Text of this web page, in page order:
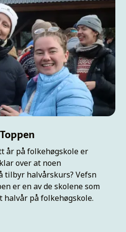
år på folkehøgskole er
over at noen
tilbyr halvårskurs? Vefsn
er en av de skolene som
på folkehøgskole.